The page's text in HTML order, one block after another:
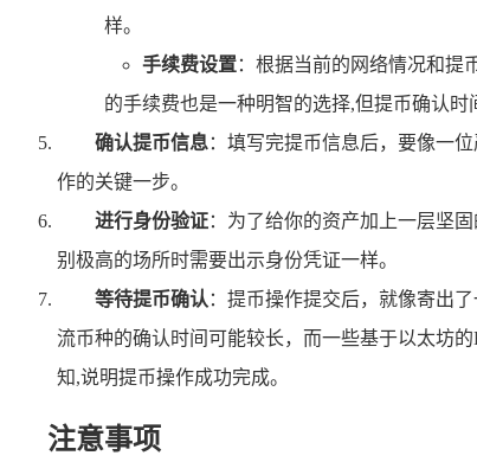
样。
手续费设置：根据当前的网络情况和提
的手续费也是一种明智的选择,但提币确认时
确认提币信息：填写完提币信息后，要像一
作的关键一步。
进行身份验证：为了给你的资产加上一层坚
别极高的场所时需要出示身份凭证一样。
等待提币确认 ：提币操作提交后，就像寄出
流币种的确认时间可能较长，而一些基于以太坊
知,说明提币操作成功完成。
注意事项